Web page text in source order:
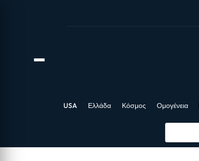
USA Ελλάδα Κόσμος Ομογένεια